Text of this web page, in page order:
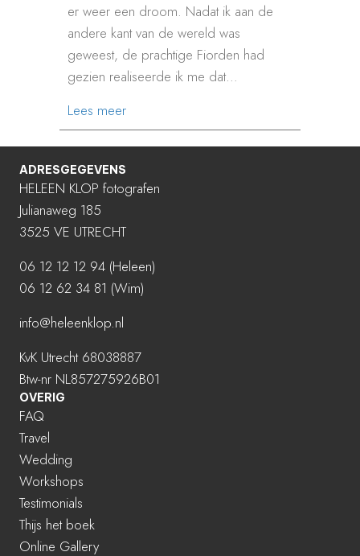
er weer een droom. Nadat ik aan de
andere kant van de wereld was
geweest, de prachtige Fiorden had
gezien realiseerde ik me dat…
Lees meerabout REIZEN EUROPA ONTDEKKEN
ADRESGEGEVENS
HELEEN KLOP fotografen
Julianaweg 185
3525 VE UTRECHT
06 12 12 12 94 (Heleen)
06 12 62 34 81 (Wim)
info@heleenklop.nl
KvK Utrecht 68038887
Btw-nr NL857275926B01
OVERIG
FAQ
Travel
Wedding
Workshops
Testimonials
Thijs het boek
Online Gallery